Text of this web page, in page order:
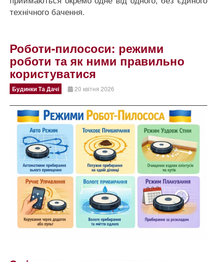
технічного бачення.
Роботи-пилососи: режими
роботи та як ними правильно
користуватися
Будинки Та Дачі 20 квітня 2026